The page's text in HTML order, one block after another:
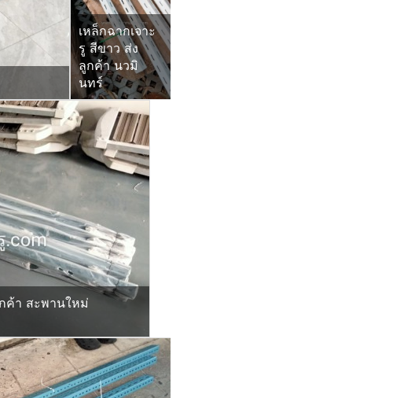
เหล็กฉากเจาะ
รู สีขาว ส่ง
ลูกค้า นวมิ
นทร์
ค้า สะพานใหม่